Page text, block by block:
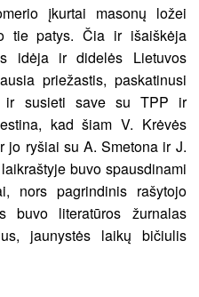
įkurtai masonų ložei
tie patys. Čia ir išaiškėja
idėja ir didelės Lietuvos
priežastis, paskatinusi
ir susieti save su TPP ir
kad šiam V. Krėvės
jo ryšiai su A. Smetona ir J.
buvo spausdinami
nors pagrindinis rašytojo
buvo literatūros žurnalas
jaunystės laikų bičiulis